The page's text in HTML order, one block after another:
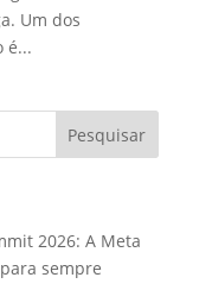
Um dos
é...
2026: A Meta
sempre